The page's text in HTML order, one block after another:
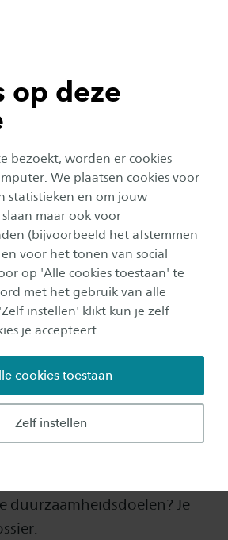
op deze
bezoekt, worden er cookies
We plaatsen cookies voor
statistieken en om jouw
maar ook voor
(bijvoorbeeld het afstemmen
voor het tonen van social
op 'Alle cookies toestaan' te
met het gebruik van alle
instellen' klikt kun je zelf
je accepteert.
Zelf instellen
cookies toestaan
Development
in 2018 de Sustainable
(SDGs), ofwel duurzame
die een eind moeten
duurzaamheidsdoelen? Je